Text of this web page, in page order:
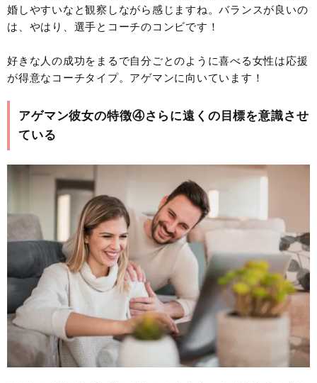
婚しやすいなと観察しながら感じますね。バランスが良いの
は、やはり、選手とコーチのコンビです！
好きな人の成功をまるで自分ごとのように喜べる女性は応援
が得意なコーチタイプ。アゲマンに向いています！
アゲマン彼女の特徴④さらに遠くの目標を意識させ
ている